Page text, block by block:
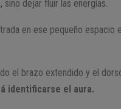
dejar fluir las energías.
en ese pequeño espacio
el brazo extendido y el
identificarse el aura.